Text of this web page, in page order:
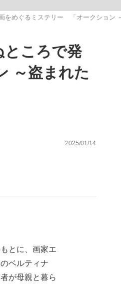
めぐるミステリー 「オークション
ところで発
～盗まれた
2025/01/14
とに、画家エ
ベルティナ
が母親と暮ら